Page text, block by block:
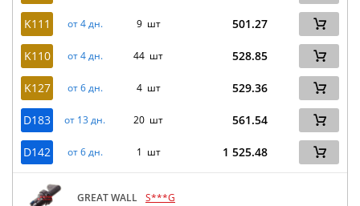
K111 от 4 дн. 9 шт 501.27
K110 от 4 дн. 44 шт 528.85
K127 от 6 дн. 4 шт 529.36
D183 от 13 дн. 20 шт 561.54
D142 от 6 дн. 1 шт 1 525.48
GREAT WALL S***G